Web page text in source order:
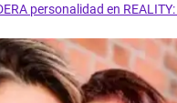
personalidad en